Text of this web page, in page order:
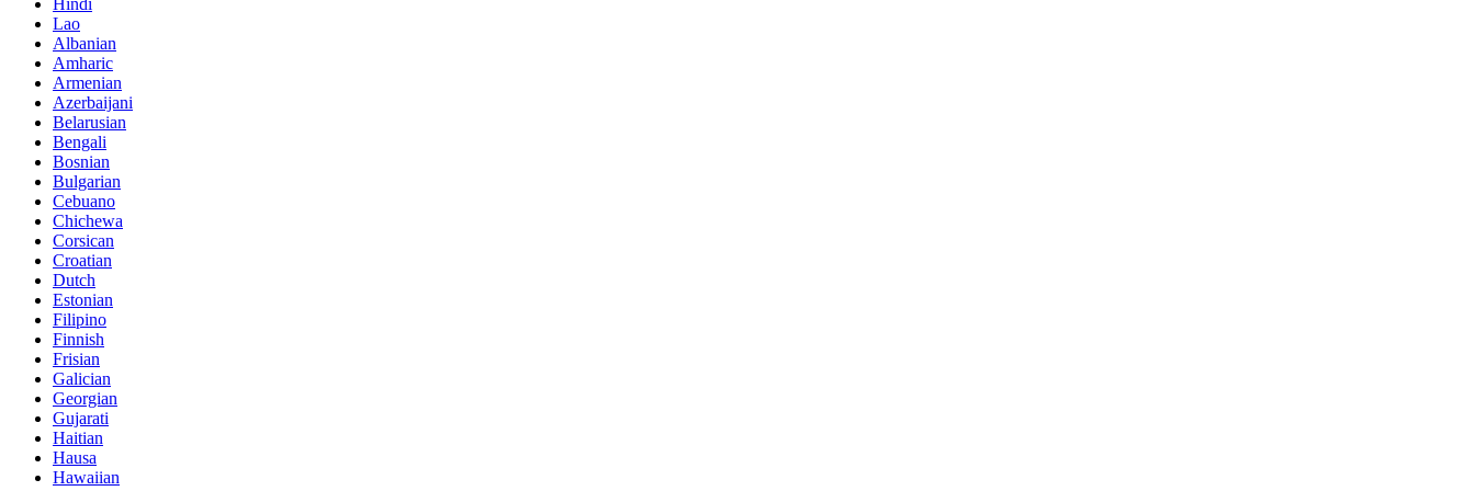
Hindi
Lao
Albanian
Amharic
Armenian
Azerbaijani
Belarusian
Bengali
Bosnian
Bulgarian
Cebuano
Chichewa
Corsican
Croatian
Dutch
Estonian
Filipino
Finnish
Frisian
Galician
Georgian
Gujarati
Haitian
Hausa
Hawaiian